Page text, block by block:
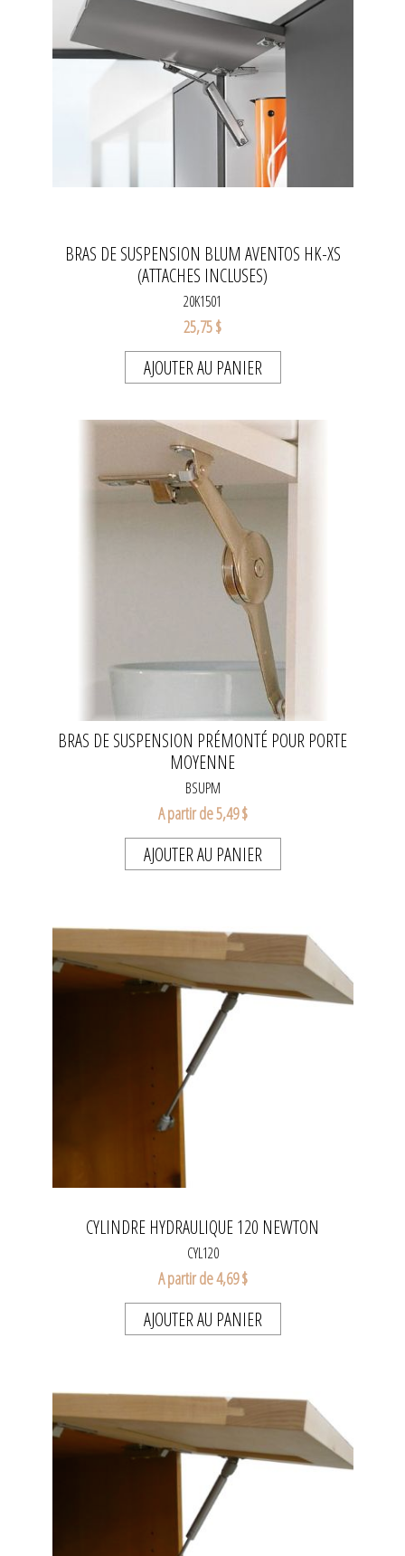
BRAS DE SUSPENSION BLUM AVENTOS HK-XS
(ATTACHES INCLUSES)
20K1501
25,75 $
AJOUTER AU PANIER
BRAS DE SUSPENSION PRÉMONTÉ POUR PORTE
MOYENNE
BSUPM
A partir de 5,49 $
AJOUTER AU PANIER
CYLINDRE HYDRAULIQUE 120 NEWTON
CYL120
A partir de 4,69 $
AJOUTER AU PANIER